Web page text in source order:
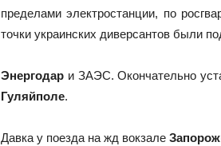
пределами электростанции, по
точки украинских диверсантов были
Энергодар и ЗАЭС. Окончательно
Гуляйполе.
Давка у поезда на жд вокзале